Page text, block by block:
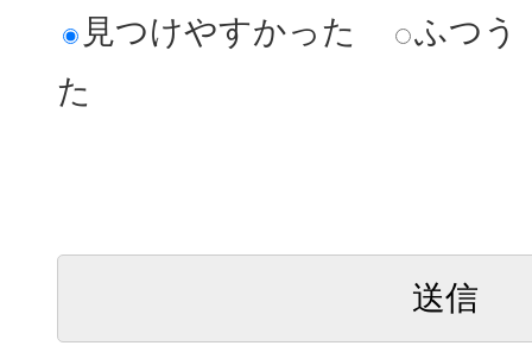
見つけやすかった
ふつう
た